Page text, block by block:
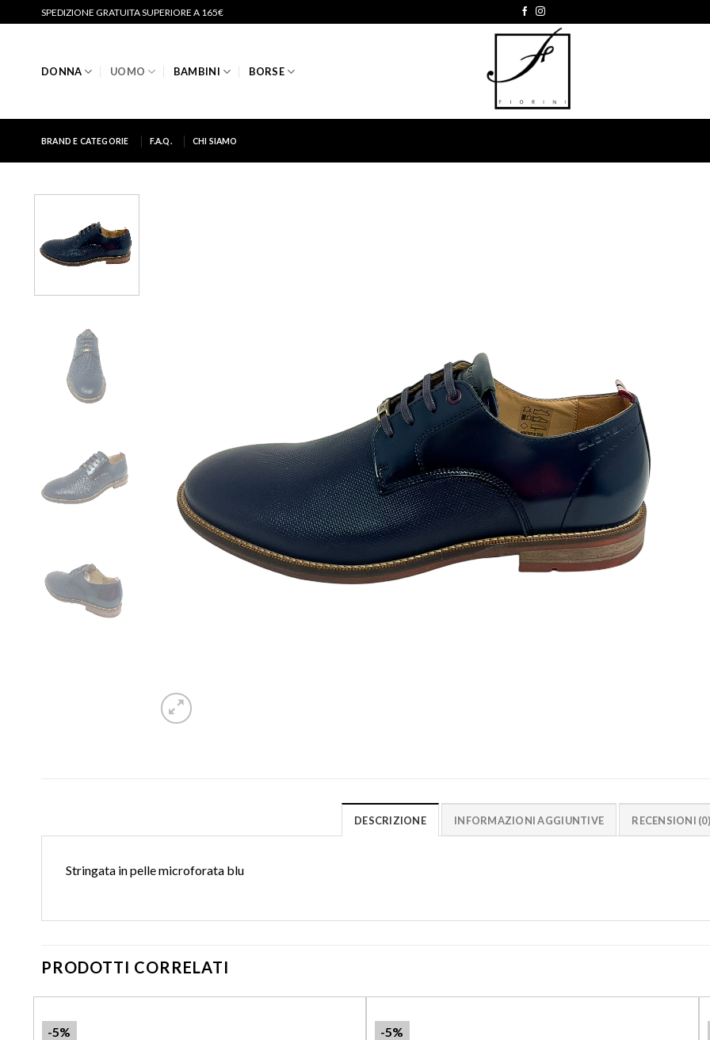
SPEDIZIONE GRATUITA SUPERIORE A 165€
DONNA UOMO BAMBINI BORSE
BRAND E CATEGORIE F.A.Q. CHI SIAMO
DESCRIZIONE INFORMAZIONI AGGIUNTIVE RECENSIONI (0)
Stringata in pelle microforata blu
PRODOTTI CORRELATI
-5% -5%